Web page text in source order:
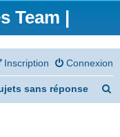
Team |
Connexion
Inscription
sans réponse